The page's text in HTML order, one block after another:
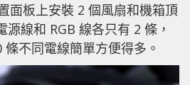
面板上安裝 2 個風扇和機箱頂
線和 RGB 線各只有 2 條，
不同電線簡單方便得多。